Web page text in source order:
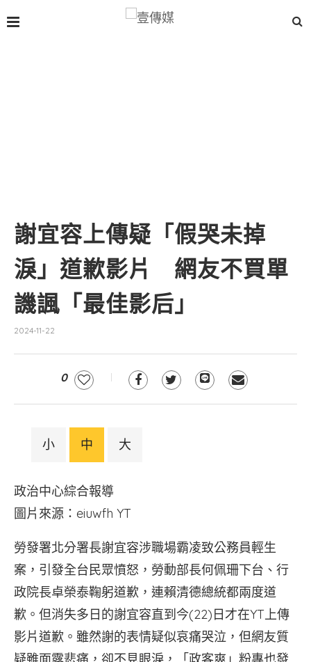
謝宜容上傳疑「假哭未掉
淚」道歉影片 網友不買單
譏諷「最佳影后」
2024-11-22
0
小 中 大
政治中心綜合報導
圖片來源：eiuwfh YT
勞發署北分署長謝宜容涉職場霸凌致公務員輕生
案，引發全台民眾憤怒，勞動部長何佩珊下台、行
政院長卓榮泰鞠躬道歉，連賴清德總統都兩度道
歉。但消失多日的謝宜容直到今(22)日才在YT上傳
影片道歉。雖然謝的表情疑似哀痛哭泣，但網友質